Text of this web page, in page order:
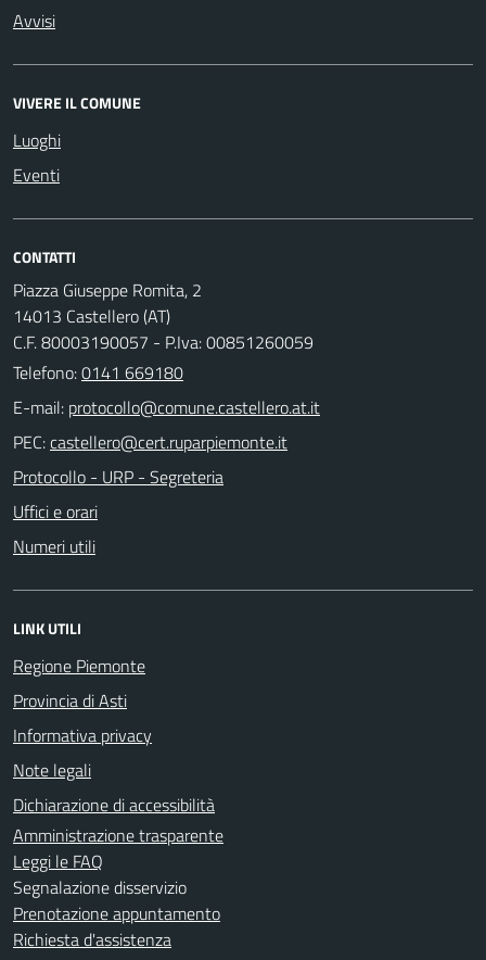
Avvisi
VIVERE IL COMUNE
Luoghi
Eventi
CONTATTI
Piazza Giuseppe Romita, 2
14013 Castellero (AT)
C.F. 80003190057 - P.Iva: 00851260059
Telefono:0141 669180
E-mail:
PEC:
Protocollo - URP - Segreteria
Uffici e orari
Numeri utili
LINK UTILI
Regione Piemonte
Provincia di Asti
Informativa privacy
Note legali
Dichiarazione di accessibilità
Amministrazione trasparente
Leggi le FAQ
Segnalazione disservizio
Prenotazione appuntamento
Richiesta d'assistenza